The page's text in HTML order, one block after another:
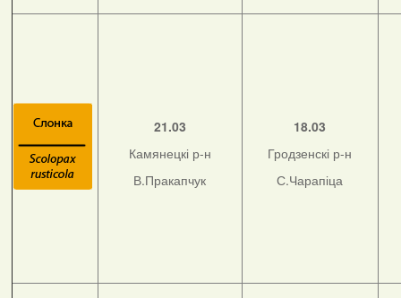
21.03
Камянецкі р-н
В.Пракапчук
18.03
Гродзенскі р-н
С.Чарапіца